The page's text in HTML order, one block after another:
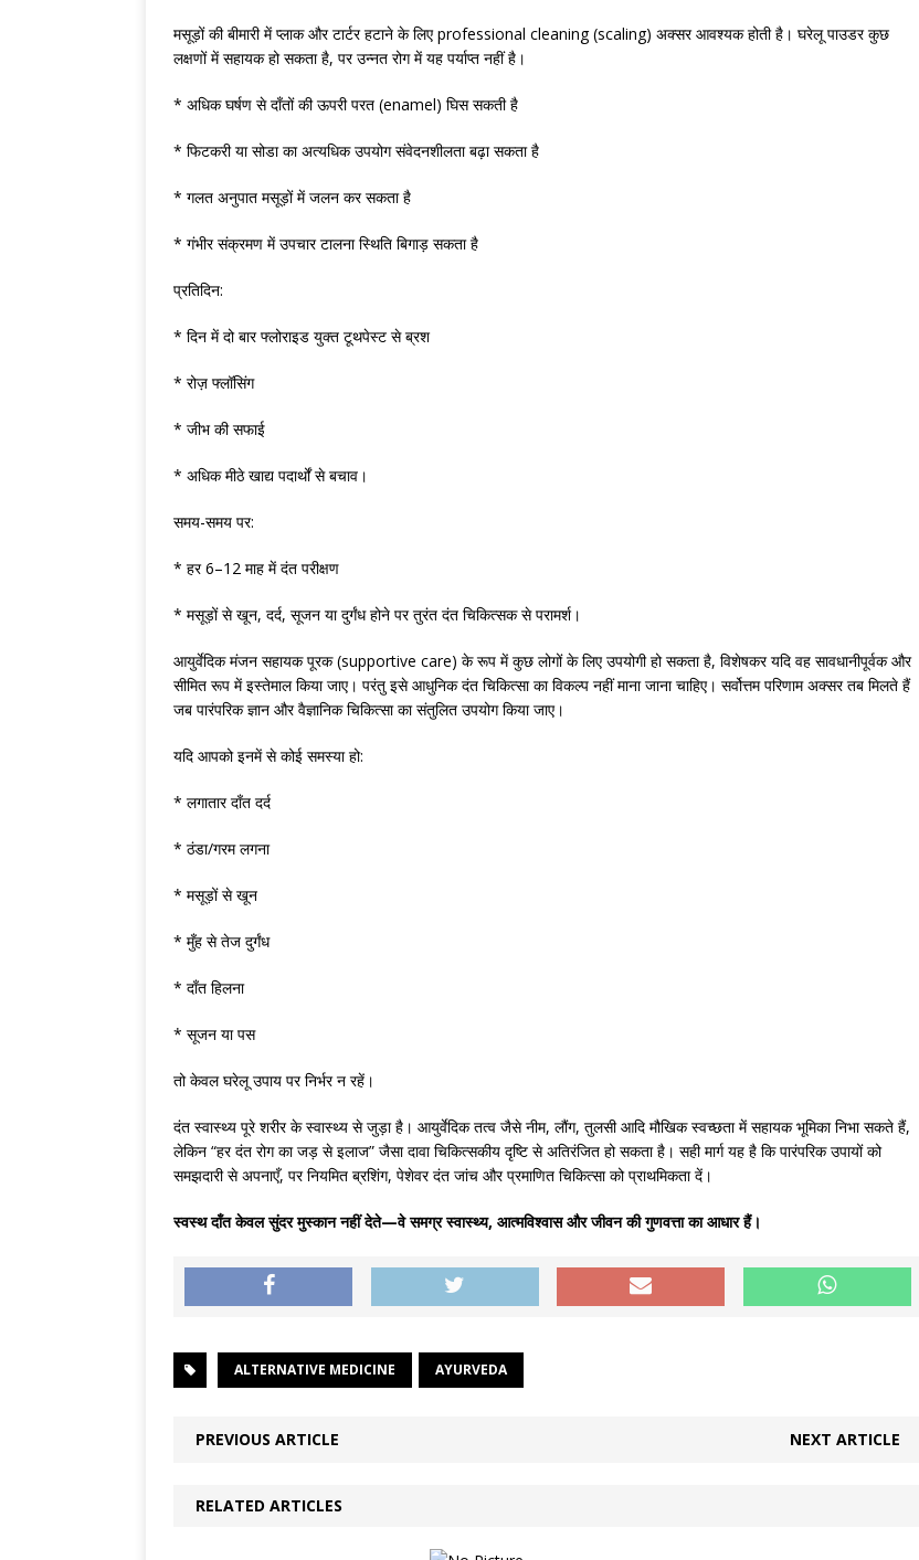
मसूड़ों की बीमारी में प्लाक और टार्टर हटाने के लिए professional cleaning (scaling) अक्सर आवश्यक होती है। घरेलू पाउडर कुछ
लक्षणों में सहायक हो सकता है, पर उन्नत रोग में यह पर्याप्त नहीं है।
* अधिक घर्षण से दाँतों की ऊपरी परत (enamel) घिस सकती है
* फिटकरी या सोडा का अत्यधिक उपयोग संवेदनशीलता बढ़ा सकता है
* गलत अनुपात मसूड़ों में जलन कर सकता है
* गंभीर संक्रमण में उपचार टालना स्थिति बिगाड़ सकता है
प्रतिदिन:
* दिन में दो बार फ्लोराइड युक्त टूथपेस्ट से ब्रश
* रोज़ फ्लॉसिंग
* जीभ की सफाई
* अधिक मीठे खाद्य पदार्थों से बचाव।
समय-समय पर:
* हर 6–12 माह में दंत परीक्षण
* मसूड़ों से खून, दर्द, सूजन या दुर्गंध होने पर तुरंत दंत चिकित्सक से परामर्श।
आयुर्वेदिक मंजन सहायक पूरक (supportive care) के रूप में कुछ लोगों के लिए उपयोगी हो सकता है, विशेषकर यदि वह सावधानीपूर्वक और
सीमित रूप में इस्तेमाल किया जाए। परंतु इसे आधुनिक दंत चिकित्सा का विकल्प नहीं माना जाना चाहिए। सर्वोत्तम परिणाम अक्सर तब मिलते हैं
जब पारंपरिक ज्ञान और वैज्ञानिक चिकित्सा का संतुलित उपयोग किया जाए।
यदि आपको इनमें से कोई समस्या हो:
* लगातार दाँत दर्द
* ठंडा/गरम लगना
* मसूड़ों से खून
* मुँह से तेज दुर्गंध
* दाँत हिलना
* सूजन या पस
तो केवल घरेलू उपाय पर निर्भर न रहें।
दंत स्वास्थ्य पूरे शरीर के स्वास्थ्य से जुड़ा है। आयुर्वेदिक तत्व जैसे नीम, लौंग, तुलसी आदि मौखिक स्वच्छता में सहायक भूमिका निभा सकते हैं,
लेकिन “हर दंत रोग का जड़ से इलाज” जैसा दावा चिकित्सकीय दृष्टि से अतिरंजित हो सकता है। सही मार्ग यह है कि पारंपरिक उपायों को
समझदारी से अपनाएँ, पर नियमित ब्रशिंग, पेशेवर दंत जांच और प्रमाणित चिकित्सा को प्राथमिकता दें।
स्वस्थ दाँत केवल सुंदर मुस्कान नहीं देते—वे समग्र स्वास्थ्य, आत्मविश्वास और जीवन की गुणवत्ता का आधार हैं।
ALTERNATIVE MEDICINE AYURVEDA
PREVIOUS ARTICLE NEXT ARTICLE
RELATED ARTICLES